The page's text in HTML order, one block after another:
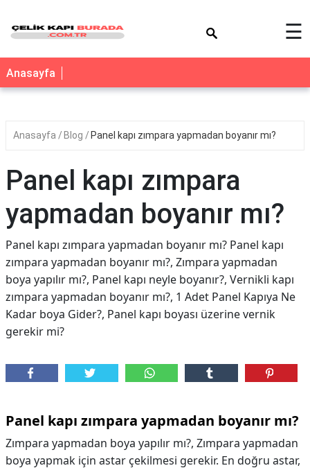
☰
Anasayfa
Anasayfa Blog Panel kapı zımpara yapmadan boyanır mı?
Panel kapı zımpara
yapmadan boyanır mı?
Panel kapı zımpara yapmadan boyanır mı? Panel kapı
zımpara yapmadan boyanır mı?, Zımpara yapmadan
boya yapılır mı?, Panel kapı neyle boyanır?, Vernikli kapı
zımpara yapmadan boyanır mı?, 1 Adet Panel Kapıya Ne
Kadar boya Gider?, Panel kapı boyası üzerine vernik
gerekir mi?
Panel kapı zımpara yapmadan boyanır mı?
Zımpara yapmadan boya yapılır mı?, Zımpara yapmadan
boya yapmak için astar çekilmesi gerekir. En doğru astar,